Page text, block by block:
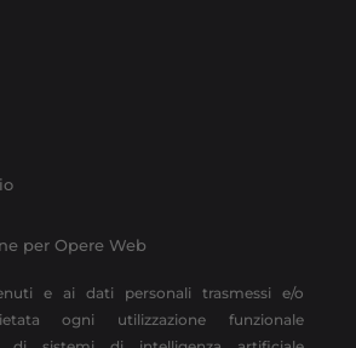
per Opere Web
e ai dati personali trasmessi e/o
ogni utilizzazione funzionale